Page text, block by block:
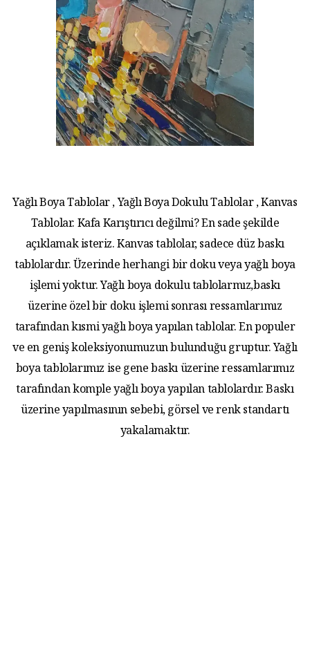
Yağlı Boya Tablolar , Yağlı Boya Dokulu Tablolar , Kanvas
Tablolar. Kafa Karıştırıcı değilmi? En sade şekilde
açıklamak isteriz. Kanvas tablolar, sadece düz baskı
tablolardır. Üzerinde herhangi bir doku veya yağlı boya
işlemi yoktur. Yağlı boya dokulu tablolarmız,baskı
üzerine özel bir doku işlemi sonrası ressamlarımız
tarafından kısmi yağlı boya yapılan tablolar. En populer
ve en geniş koleksiyonumuzun bulunduğu gruptur. Yağlı
boya tablolarımız ise gene baskı üzerine ressamlarımız
tarafından komple yağlı boya yapılan tablolardır. Baskı
üzerine yapılmasının sebebi, görsel ve renk standartı
yakalamaktır.